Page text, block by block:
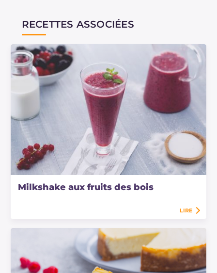
RECETTES ASSOCIÉES
Milkshake aux fruits des bois
LIRE